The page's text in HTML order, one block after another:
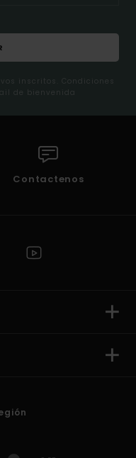
inscritos. Condiciones
de bienvenida
Contactenos